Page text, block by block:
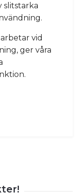
slitstarka
vid
ger våra